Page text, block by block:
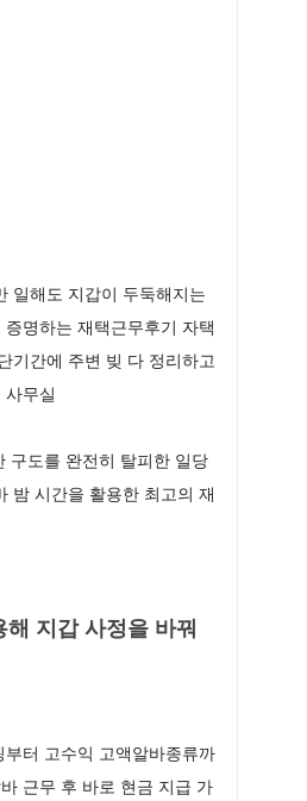
일해도 지갑이 두둑해지는
명하는 재택근무후기 자택
기간에 주변 빚 다 정리하고
무실
구도를 완전히 탈피한 일당
밤 시간을 활용한 최고의 재
지갑 사정을 바꿔
터 고수익 고액알바종류까
근무 후 바로 현금 지급 가